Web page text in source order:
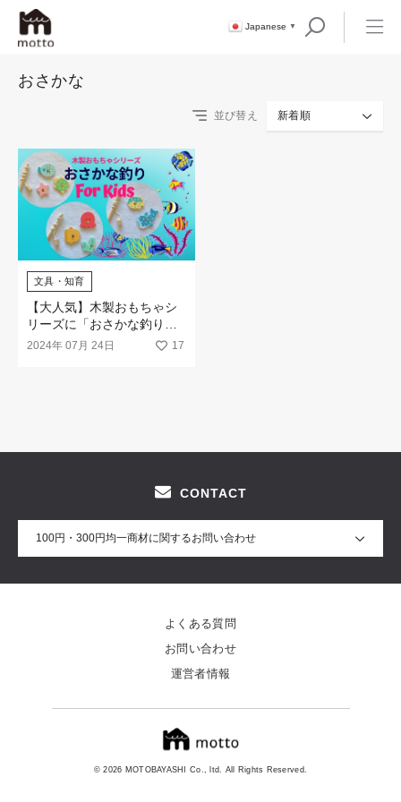
Japanese ▼
おさかな
並び替え 新着順
文具・知育
【大人気】木製おもちゃシ
リーズに「おさかな釣り」
が仲間入り！
2024年 07月 24日 17
CONTACT
100円・300円均一商材に関するお問い合わせ
© 2026 MOTOBAYASHI Co., ltd. All Rights Reserved.
よくある質問
お問い合わせ
運営者情報